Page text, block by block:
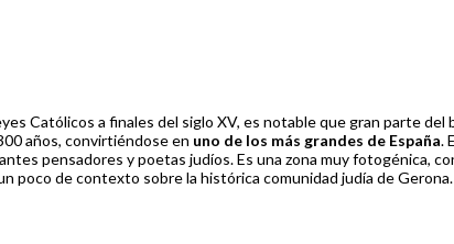
Católicos a finales del siglo XV, es notable que gran parte
años, convirtiéndose en uno de los más grandes de España.
pensadores y poetas judíos. Es una zona muy fotogénica,
poco de contexto sobre la histórica comunidad judía de Gerona.